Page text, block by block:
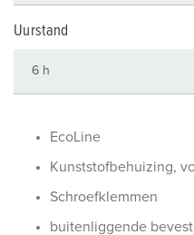
Uurstand
EcoLine
Kunststofbehuizing,
Schroefklemmen
buitenliggende